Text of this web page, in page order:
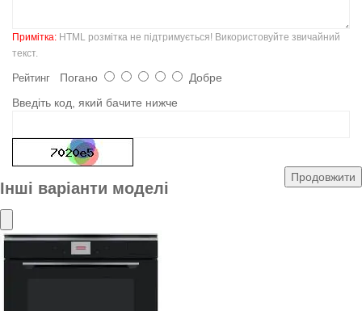
Примітка: HTML розмітка не підтримується! Використовуйте звичайний
текст.
Рейтинг Погано
Добре
Введіть код, який бачите нижче
Продовжити
Інші варіанти моделі